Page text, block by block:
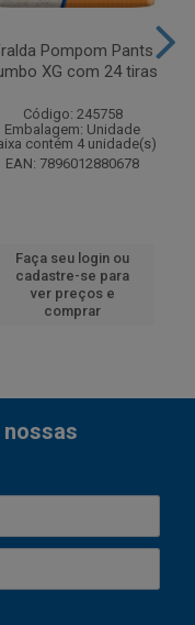
Pompom Pants
XG com 24 tiras
Código: 245758
Embalagem: Unidade
contém 4 unidade(s)
EAN: 7896012880678
Faça seu login ou
cadastre-se para
ver preços e
comprar